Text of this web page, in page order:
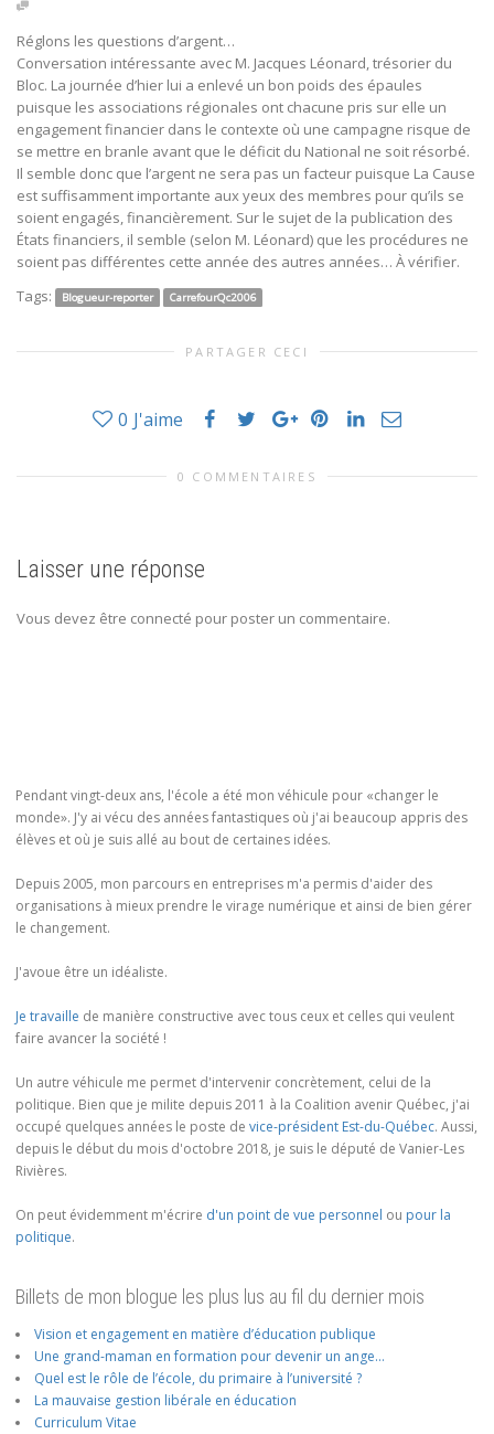
Réglons les questions d’argent…
Conversation intéressante avec M. Jacques Léonard, trésorier du
Bloc. La journée d’hier lui a enlevé un bon poids des épaules
puisque les associations régionales ont chacune pris sur elle un
engagement financier dans le contexte où une campagne risque de
se mettre en branle avant que le déficit du National ne soit résorbé.
Il semble donc que l’argent ne sera pas un facteur puisque La Cause
est suffisamment importante aux yeux des membres pour qu’ils se
soient engagés, financièrement. Sur le sujet de la publication des
États financiers, il semble (selon M. Léonard) que les procédures ne
soient pas différentes cette année des autres années… À vérifier.
Tags:
Blogueur-reporter CarrefourQc2006
PARTAGER CECI
0 J'aime
0 COMMENTAIRES
Laisser une réponse
Vous devez être connecté pour poster un commentaire.
Pendant vingt-deux ans, l'école a été mon véhicule pour «changer le
monde». J'y ai vécu des années fantastiques où j'ai beaucoup appris des
élèves et où je suis allé au bout de certaines idées.
Depuis 2005, mon parcours en entreprises m'a permis d'aider des
organisations à mieux prendre le virage numérique et ainsi de bien gérer
le changement.
J'avoue être un idéaliste.
Je travaille de manière constructive avec tous ceux et celles qui veulent
faire avancer la société !
Un autre véhicule me permet d'intervenir concrètement, celui de la
politique. Bien que je milite depuis 2011 à la Coalition avenir Québec, j'ai
occupé quelques années le poste de vice-président Est-du-Québec. Aussi,
depuis le début du mois d'octobre 2018, je suis le député de Vanier-Les
Rivières.
On peut évidemment m'écrire d'un point de vue personnel ou pour la
politique.
Billets de mon blogue les plus lus au fil du dernier mois
Vision et engagement en matière d’éducation publique
Une grand-maman en formation pour devenir un ange…
Quel est le rôle de l’école, du primaire à l’université ?
La mauvaise gestion libérale en éducation
Curriculum Vitae